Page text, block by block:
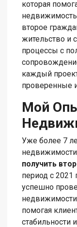
которая
второе
жительство и
процессы с
каждый
проверенные
Мой
Уже более 7
получить
период с
успешно
помогая
стабильности